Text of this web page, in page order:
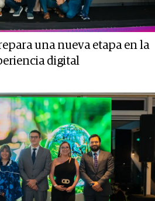
una nueva etapa en la
digital